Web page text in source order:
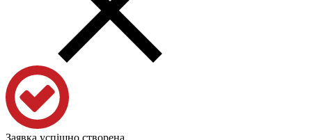
Заявка успішно створена